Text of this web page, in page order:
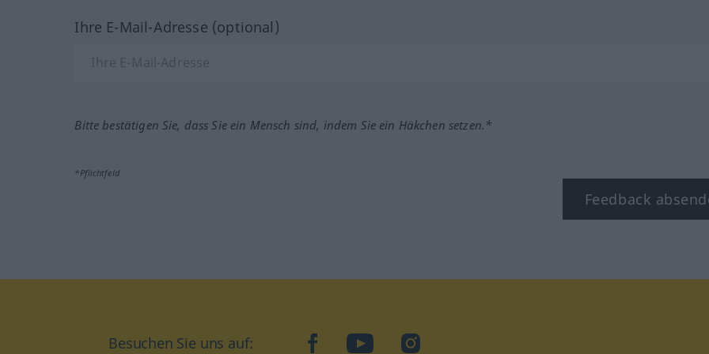
Ihre E-Mail-Adresse (optional)
Bitte bestätigen Sie, dass Sie ein Mensch sind, indem Sie ein Häkchen setzen.*
*Pflichtfeld
Feedback
Besuchen Sie uns auf: facebookYouTubeInstagram